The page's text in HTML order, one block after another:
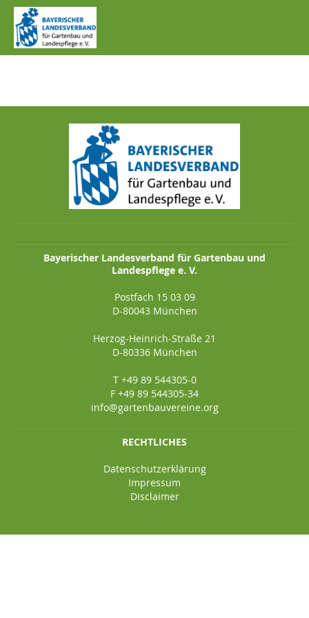
IMG_1267.JPG
Bayerischer Landesverband für Gartenbau und
Landespflege e. V.
Postfach 15 03 09
D-80043 München
Herzog-Heinrich-Straße 21
D-80336 München
T +49 89 544305-0
F +49 89 544305-34
info@gartenbauvereine.org
RECHTLICHES
Datenschutzerklärung
Impressum
Disclaimer